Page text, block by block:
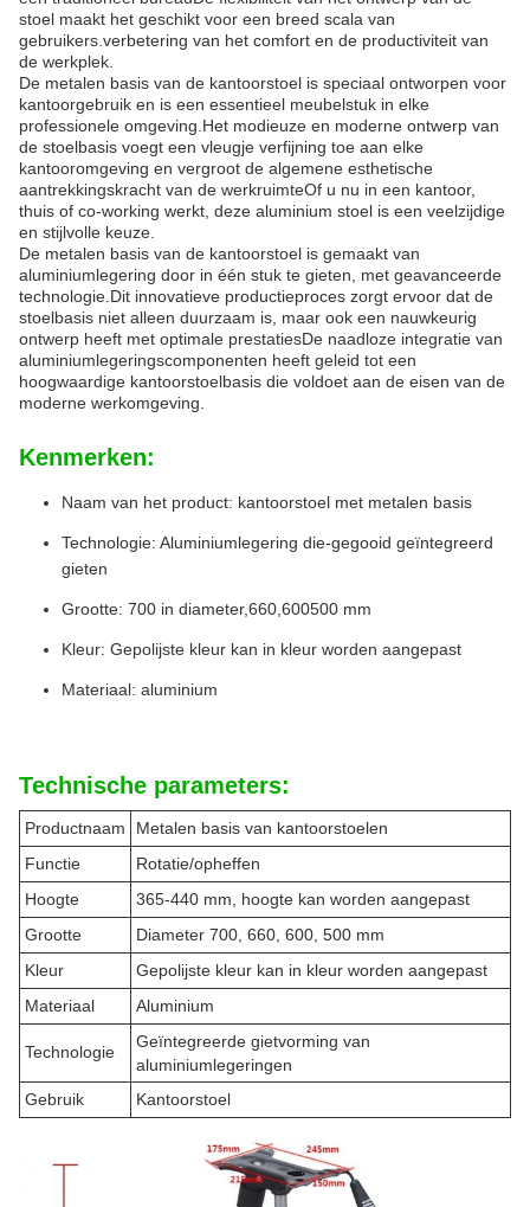
stoel maakt het geschikt voor een breed scala van
gebruikers.verbetering van het comfort en de productiviteit van
de werkplek.
De metalen basis van de kantoorstoel is speciaal ontworpen voor
kantoorgebruik en is een essentieel meubelstuk in elke
professionele omgeving.Het modieuze en moderne ontwerp van
de stoelbasis voegt een vleugje verfijning toe aan elke
kantooromgeving en vergroot de algemene esthetische
aantrekkingskracht van de werkruimteOf u nu in een kantoor,
thuis of co-working werkt, deze aluminium stoel is een veelzijdige
en stijlvolle keuze.
De metalen basis van de kantoorstoel is gemaakt van
aluminiumlegering door in één stuk te gieten, met geavanceerde
technologie.Dit innovatieve productieproces zorgt ervoor dat de
stoelbasis niet alleen duurzaam is, maar ook een nauwkeurig
ontwerp heeft met optimale prestatiesDe naadloze integratie van
aluminiumlegeringscomponenten heeft geleid tot een
hoogwaardige kantoorstoelbasis die voldoet aan de eisen van de
moderne werkomgeving.
Kenmerken:
Naam van het product: kantoorstoel met metalen basis
Technologie: Aluminiumlegering die-gegooid geïntegreerd
gieten
Grootte: 700 in diameter,660,600500 mm
Kleur: Gepolijste kleur kan in kleur worden aangepast
Materiaal: aluminium
Technische parameters:
Productnaam
Metalen basis van kantoorstoelen
Functie
Rotatie/opheffen
Hoogte
365-440 mm, hoogte kan worden aangepast
Grootte
Diameter 700, 660, 600, 500 mm
Kleur
Gepolijste kleur kan in kleur worden aangepast
Materiaal
Aluminium
Technologie
Geïntegreerde gietvorming van
aluminiumlegeringen
Gebruik
Kantoorstoel